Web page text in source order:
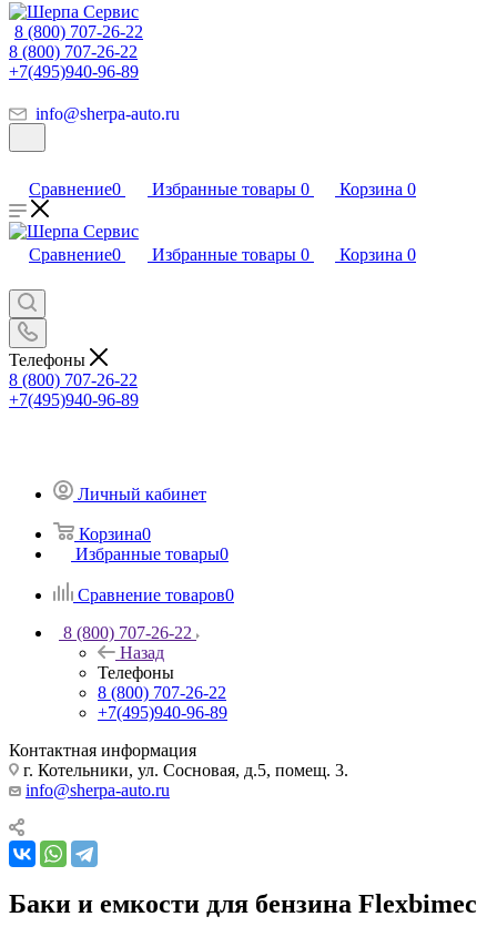
8 (800) 707-26-22
8 (800) 707-26-22
+7(495)940-96-89
info@sherpa-auto.ru
Сравнение0 Избранные товары 0 Корзина 0
Сравнение0 Избранные товары 0 Корзина 0
Телефоны
8 (800) 707-26-22
+7(495)940-96-89
Личный кабинет
Корзина0
Избранные товары0
Сравнение товаров0
8 (800) 707-26-22
Назад
Телефоны
8 (800) 707-26-22
+7(495)940-96-89
Контактная информация
г. Котельники, ул. Сосновая, д.5, помещ. 3.
info@sherpa-auto.ru
Баки и емкости для бензина Flexbimec